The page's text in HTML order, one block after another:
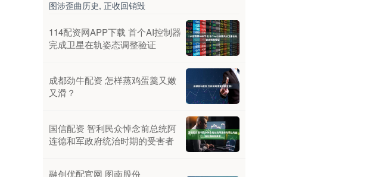
图涉歪曲历史, 正收回销毁
114配资网APP下载 首个AI控制器
完成卫星在轨姿态调整验证
成都劲牛配资 怎样蒸鸡蛋羹又嫩
又滑？
国信配资 智利民众悼念前总统阿
连德和军政府统治时期的受害者
融创优配官网 图南股份